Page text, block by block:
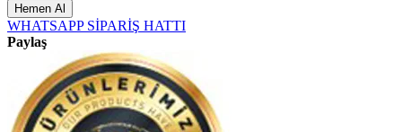
Hemen Al
WHATSAPP SİPARİŞ HATTI
Paylaş